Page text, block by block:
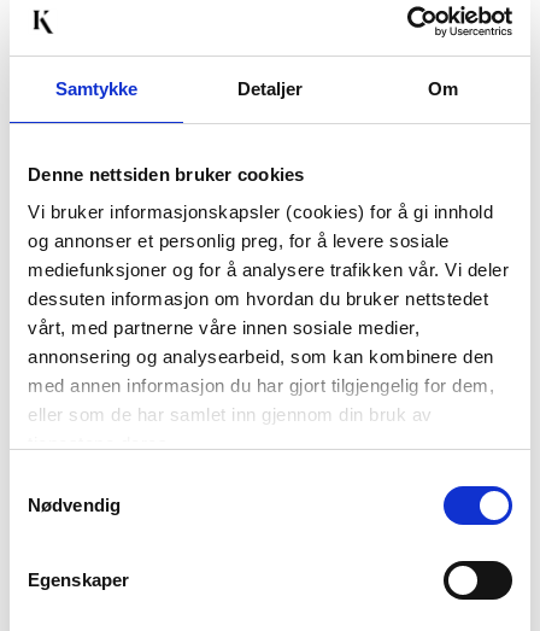
Samtykke Detaljer Om
Denne nettsiden bruker cookies
Vi bruker informasjonskapsler (cookies) for å gi innhold
og annonser et personlig preg, for å levere sosiale
mediefunksjoner og for å analysere trafikken vår. Vi deler
dessuten informasjon om hvordan du bruker nettstedet
vårt, med partnerne våre innen sosiale medier,
annonsering og analysearbeid, som kan kombinere den
med annen informasjon du har gjort tilgjengelig for dem,
eller som de har samlet inn gjennom din bruk av
Nødvendig
Egenskaper
SERVIETT LINDE 100%
LIN SORT
38,70
Før129,00
Vis mer
GRØNN
49,90
KJØP